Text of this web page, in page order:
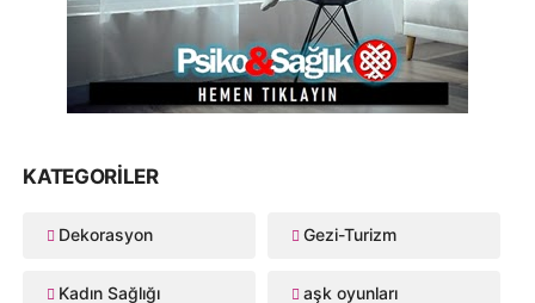
KATEGORILER
Dekorasyon Gezi-Turizm
Kadın Sağlığı aşk oyunları